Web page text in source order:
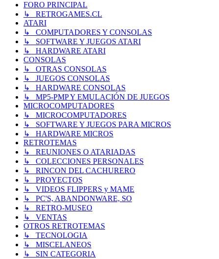
FORO PRINCIPAL
↳ RETROGAMES.CL
ATARI
↳ COMPUTADORES Y CONSOLAS
↳ SOFTWARE Y JUEGOS ATARI
↳ HARDWARE ATARI
CONSOLAS
↳ OTRAS CONSOLAS
↳ JUEGOS CONSOLAS
↳ HARDWARE CONSOLAS
↳ MP5-PMP Y EMULACIÓN DE JUEGOS
MICROCOMPUTADORES
↳ MICROCOMPUTADORES
↳ SOFTWARE Y JUEGOS PARA MICROS
↳ HARDWARE MICROS
RETROTEMAS
↳ REUNIONES O ATARIADAS
↳ COLECCIONES PERSONALES
↳ RINCON DEL CACHURERO
↳ PROYECTOS
↳ VIDEOS FLIPPERS y MAME
↳ PC'S, ABANDONWARE, SO
↳ RETRO-MUSEO
↳ VENTAS
OTROS RETROTEMAS
↳ TECNOLOGIA
↳ MISCELANEOS
↳ SIN CATEGORIA